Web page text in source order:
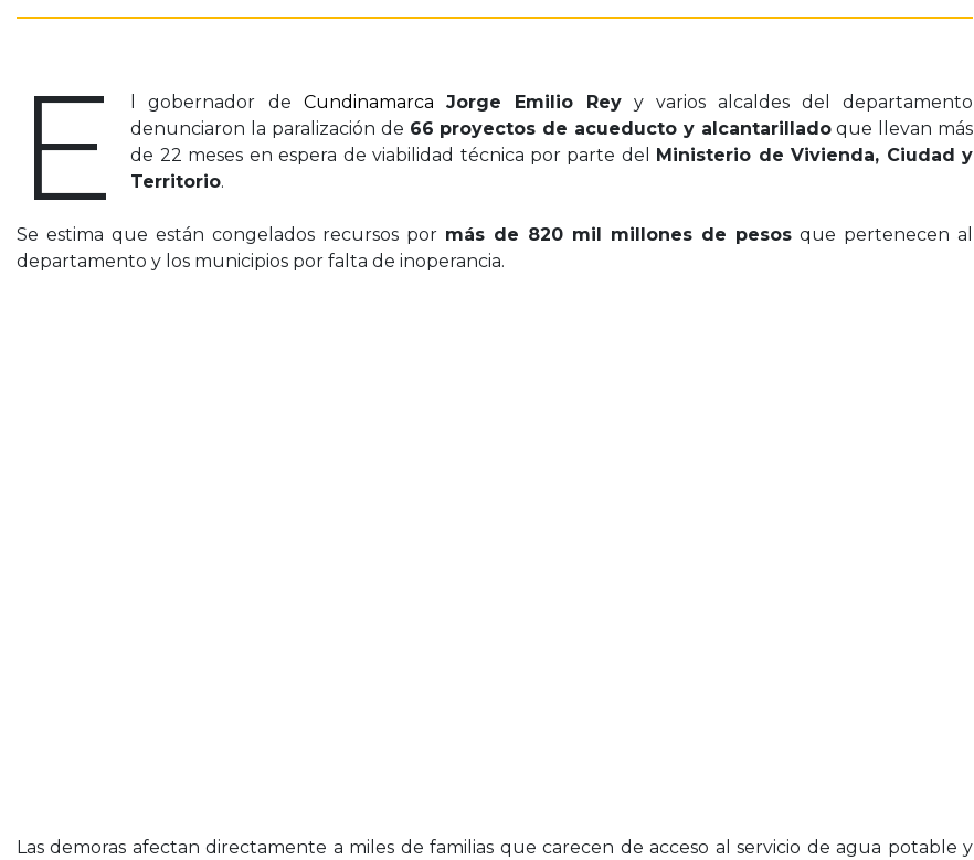
E l gobernador de Cundinamarca Jorge Emilio Reyy varios alcaldes del departamento
denunciaron la paralización de 66 proyectos de acueducto y alcantarilladoque llevan más
de 22 meses en espera de viabilidad técnica por parte del
Ministerio de Vivienda, Ciudad y
Territorio.
Se estima que están congelados recursos por más de 820 mil millones de pesos que pertenecen al
departamento y los municipios por falta de inoperancia.
Las demoras afectan directamente a miles de familias que carecen de acceso al servicio de agua potable y